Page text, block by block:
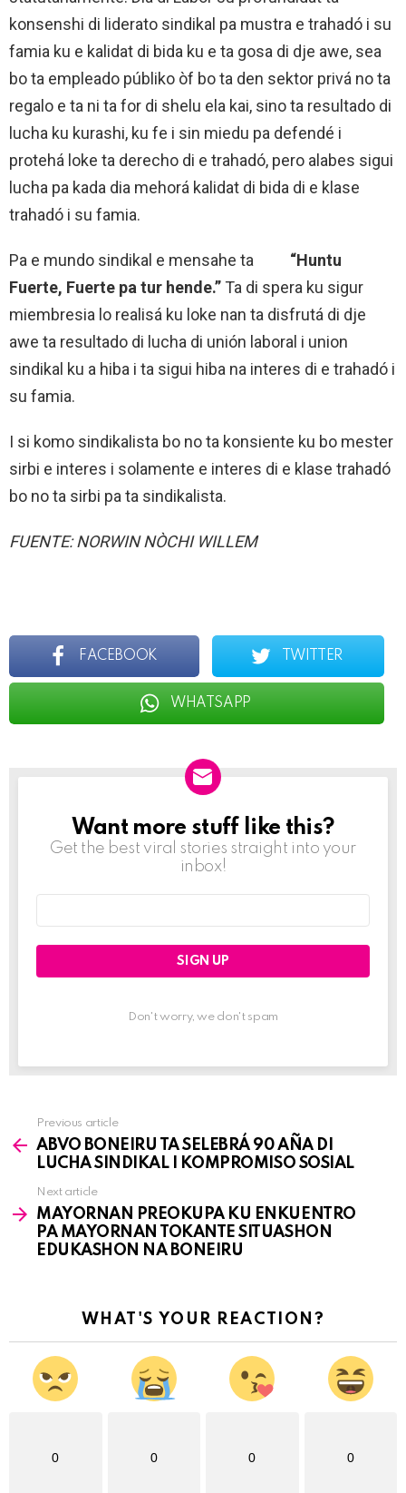
konsenshi di liderato sindikal pa mustra e trahadó i su
famia ku e kalidat di bida ku e ta gosa di dje awe, sea
bo ta empleado públiko òf bo ta den sektor privá no ta
regalo e ta ni ta for di shelu ela kai, sino ta resultado di
lucha ku kurashi, ku fe i sin miedu pa defendé i
protehá loke ta derecho di e trahadó, pero alabes sigui
lucha pa kada dia mehorá kalidat di bida di e klase
trahadó i su famia.
Pa e mundo sindikal e mensahe ta “Huntu
Fuerte, Fuerte pa tur hende.” Ta di spera ku sigur
miembresia lo realisá ku loke nan ta disfrutá di dje
awe ta resultado di lucha di unión laboral i union
sindikal ku a hiba i ta sigui hiba na interes di e trahadó i
su famia.
I si komo sindikalista bo no ta konsiente ku bo mester
sirbi e interes i solamente e interes di e klase trahadó
bo no ta sirbi pa ta sindikalista.
FUENTE: NORWIN NÒCHI WILLEM
FACEBOOK TWITTER
WHATSAPP
NEWSLETTER
Want more stuff like this?
Get the best viral stories straight into your
inbox!
Don't worry, we don't spam
more
Previous article
ABVO BONEIRU TA SELEBRÁ 90 AÑA DI
LUCHA SINDIKAL I KOMPROMISO SOSIAL
Next article
MAYORNAN PREOKUPA KU ENKUENTRO
PA MAYORNAN TOKANTE SITUASHON
EDUKASHON NA BONEIRU
WHAT'S YOUR REACTION?
0 0 0 0